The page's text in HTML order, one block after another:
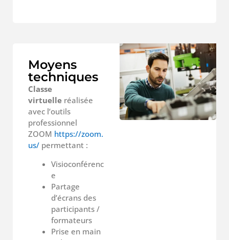
Moyens
techniques
Classe
virtuelle réalisée
avec l’outils
professionnel
ZOOM https://zoom.
us/ permettant :
Visioconférenc
e
Partage
d’écrans des
participants /
formateurs
Prise en main